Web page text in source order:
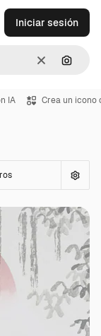
Borrar
Iniciar sesión
IA Crea un icono